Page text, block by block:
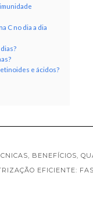
C no dia a dia
e ácidos?
BENEFÍCIOS,
EFICIENTE: